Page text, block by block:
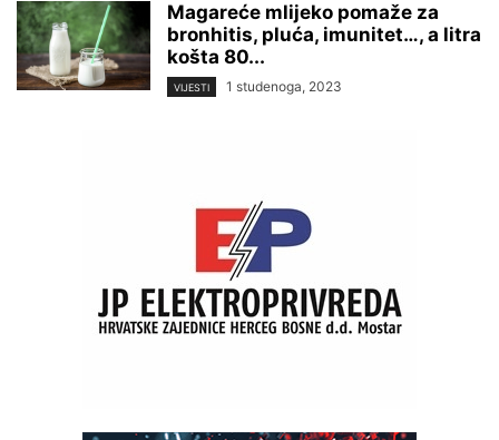
Magareće mlijeko pomaže za
bronhitis, pluća, imunitet…, a litra
košta 80...
VIJESTI 1 studenoga, 2023